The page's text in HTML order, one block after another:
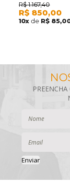
GÊNOVA
ALGODÃO
R$ 1.167,40
R$ 850,00
10x de R$
Enviar